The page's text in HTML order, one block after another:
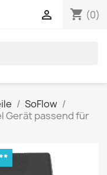
shopping_cart (0)

SoFlow
Gerät passend für